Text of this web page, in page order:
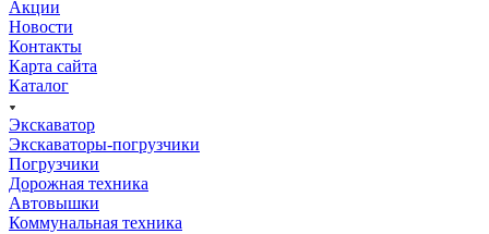
Акции
Новости
Контакты
Карта сайта
Каталог
Экскаватор
Экскаваторы-погрузчики
Погрузчики
Дорожная техника
Автовышки
Коммунальная техника